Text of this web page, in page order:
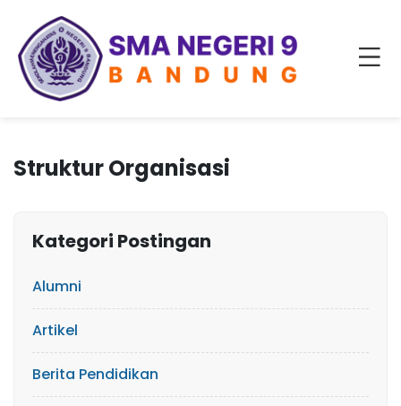
Struktur Organisasi
Kategori Postingan
Alumni
Artikel
Berita Pendidikan